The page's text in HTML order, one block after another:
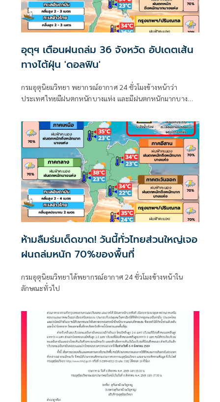
อุตุฯ เตือนฝนถล่ม 36 จังหวัด อัปเดตเส้น
ทางไต้ฝุ่น 'ดอลฟิน'
กรมอุตุนิยมวิทยา พยากรณ์อากาศ 24 ชั่วโมงข้างหน้าว่า
ประเทศไทยมีฝนตกหนักบางแห่ง และมีฝนตกหนักมากบาง
ห้ามลืมร่มเด็ดขาด! วันนี้ทั่วไทยส่วนใหญ่เจอ
ฝนถล่มหนัก 70%ของพื้นที่
กรมอุตุนิยมวิทยาได้พยากรณ์อากาศ 24 ชั่วโมงข้างหน้าใน
ลักษณะทั่วไป